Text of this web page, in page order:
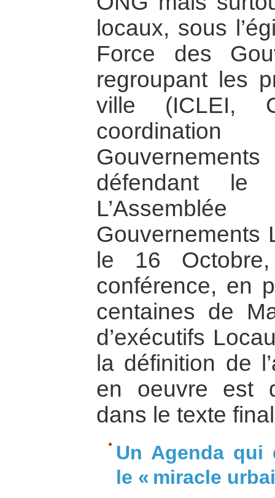
locaux, sous
Force des
regroupant les
ville
défendant
Gouvernements
le 16
conférence, en
centaines de
d’exécutifs
la définition de
en oeuvre est
dans le texte
Un Agenda qui
le « miracle